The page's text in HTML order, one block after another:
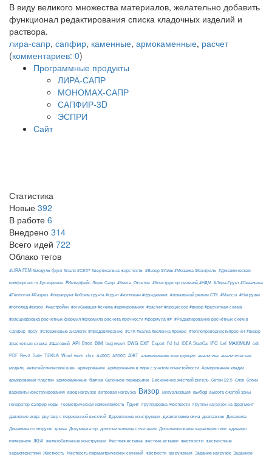
В виду великого множества материалов, желательно добавить
функционал редактирования списка кладочных изделий и
раствора.
лира-сапр, сапфир, каменные, армокаменные, расчет
(комментариев: 0)
Программные продукты
ЛИРА-САПР
МОНОМАХ-САПР
САПФИР-3D
ЭСПРИ
Сайт
Статистика
Новые 392
В работе 6
Внедрено 314
Всего идей 722
Облако тегов
#LIRA-FEM #модуль Ґрунт #паля #СЕ57 #вертикальна жорсткість #Визор #Узлы #Мозаика #Контроль #Динамическая
комфортность #ускорение #Интерфейс Лиры Сапр #Книга_Отчетов #Конструктор сечений #НДМ #Лира-Грунт #Скважина
#Геология #Разрез #лирагрунт #объем грунта #грунт #котлован #фундамент #локальный режим СТК #Массы #Нагрузки
#гололед #визор #настройки #огибающая #схема #армирования #расчет #процессор #визор #расчетная схема
#расшифровка расчетных формул #формула расчета прочности #формула ## #Редактирование расчётных схем в
Сапфир #рсу #Стержневые аналоги; #Продавливание #СТК #балка #колонна #ребро #теплопроводность#расчет #визор
#расчетная схема #Шаговый API B500 BIM bug report DWG DXF Export Fd hd IDEA StatiCa IFC Lef MAXIMUM odt
PDF Revit Safe TEKLA Word work xlsx А400С А500С АЖТ алюминиевые конструкции аналитика аналитическая
модель антисейсмические швы армирование армирование в лире с учетом огнестойкости Армирование кладки
армирование пластин армокаменные балка балочное перекрытие Бесконечно жёсткий ригель бетон 22.5 блок блоки
варианты конструирования ввод нагрузок ветровая нагрузка Визор Визуализация выбор высота сжатой зоны
генератор сапфир ноды Геометрическая изменяемость Грунт Группировка Жесткости Группы нагрузок на фрагмент
давление вода двутавр с переменной высотой Деревянные конструкции диалоговые окна диапазоны Динамика
Динамика по модулю длина Документатор дополнительные сочетания Дополнительные характеристики единицы
измерения ЖБК железобетонные конструкции Жесткая вставка жесткие вставки жесткости жесткостные
характеристики Жесткость Жесткость параметрических сечений жёсткости загружения Задание нагрузок Заданное